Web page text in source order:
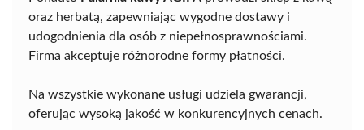
oraz herbatą, zapewniając wygodne dostawy i
udogodnienia dla osób z niepełnosprawnościami.
Firma akceptuje różnorodne formy płatności.
Na wszystkie wykonane usługi udziela gwarancji,
oferując wysoką jakość w konkurencyjnych cenach.